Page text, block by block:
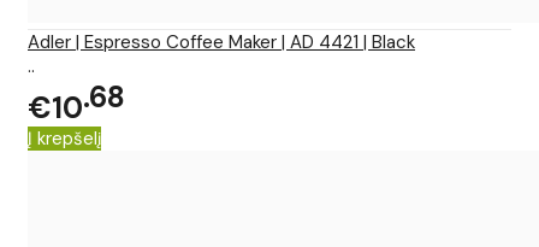
Adler | Espresso Coffee Maker | AD 4421 | Black
..
€10 68
Į krepšelį